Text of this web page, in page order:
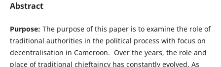
Abstract
Purpose: The purpose of this paper is to examine the role of
traditional authorities in the political process with focus on
decentralisation in Cameroon. Over the years, the role and
place of traditional chieftaincy has constantly evolved. As